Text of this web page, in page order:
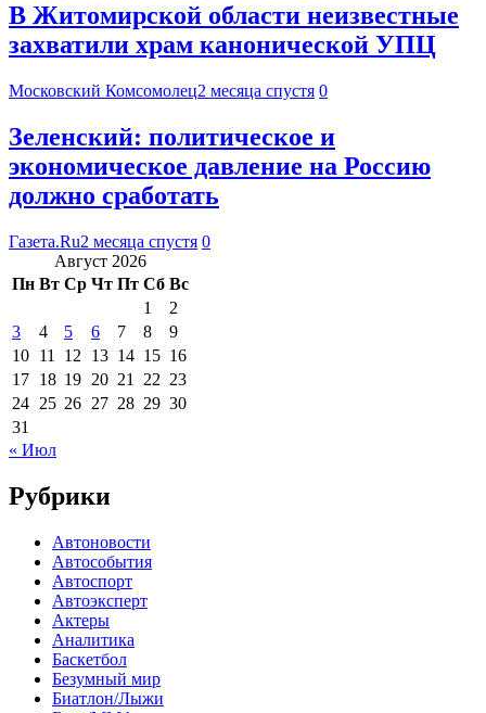
В Житомирской области неизвестные
захватили храм канонической УПЦ
Московский Комсомолец2 месяца спустя 0
Зеленский: политическое и
экономическое давление на Россию
должно сработать
Газета.Ru2 месяца спустя 0
Август 2026
Пн Вт Ср Чт Пт Сб Вс
1
2
3
4 5 6 7 8
9
10 11 12 13 14 15 16
17 18 19 20 21 22 23
24 25 26 27 28 29 30
31
« Июл
Рубрики
Автоновости
Автособытия
Автоспорт
Автоэксперт
Актеры
Аналитика
Баскетбол
Безумный мир
Биатлон/Лыжи